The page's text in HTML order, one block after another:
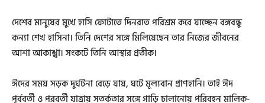
দেশের মানুষের মুখে হাসি ফোটাতে দিনরাত পরিশ্রম করে যাচ্ছেন বঙ্গবন্ধু
কন্যা শেখ হাসিনা। তিনি দেশের সঙ্গে মিলিয়েছেন তার নিজের জীবনের
আশা আকাঙ্খা। সংকটে তিনি আস্থার প্রতীক।
ঈদের সময় সড়ক দুর্ঘটনা বেড়ে যায়, ঘটে মূল্যবান প্রাণহানি। তাই ঈদ
পূর্ববর্তী ও পরবর্তী যাত্রায় সতর্কতার সঙ্গে গাড়ি চালানোয় পরিবহন মালিক-